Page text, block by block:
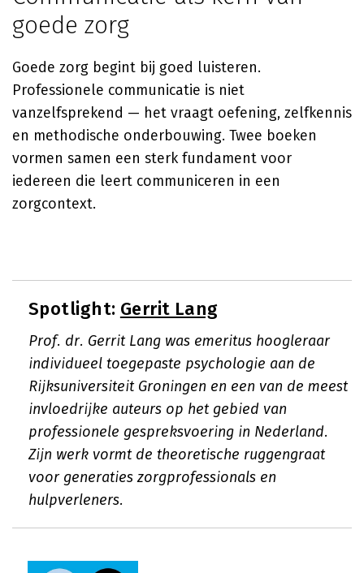
goede zorg
Goede zorg begint bij goed luisteren.
Professionele communicatie is niet
vanzelfsprekend — het vraagt oefening, zelfkennis
en methodische onderbouwing. Twee boeken
vormen samen een sterk fundament voor
iedereen die leert communiceren in een
zorgcontext.
Spotlight: Gerrit Lang
Prof. dr. Gerrit Lang was emeritus hoogleraar
individueel toegepaste psychologie aan de
Rijksuniversiteit Groningen en een van de meest
invloedrijke auteurs op het gebied van
professionele gespreksvoering in Nederland.
Zijn werk vormt de theoretische ruggengraat
voor generaties zorgprofessionals en
hulpverleners.